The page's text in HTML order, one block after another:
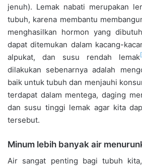
jenuh). Lemak nabati merupakan
tubuh, karena membantu
menghasilkan hormon yang
dapat ditemukan dalam kacang-
alpukat, dan susu rendah lemak
dilakukan sebenarnya adalah
baik untuk tubuh dan menjauhi
terdapat dalam mentega, daging
dan susu tinggi lemak agar kita
tersebut.
Minum lebih banyak air
Air sangat penting bagi tubuh